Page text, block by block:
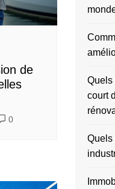
de
0
Quels
court
Quels